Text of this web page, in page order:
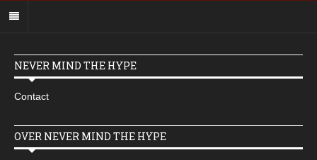
NEVER MIND THE HYPE
Contact
OVER NEVER MIND THE HYPE